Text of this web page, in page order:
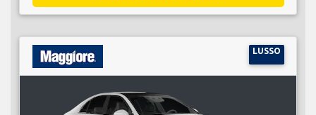
LUSSO